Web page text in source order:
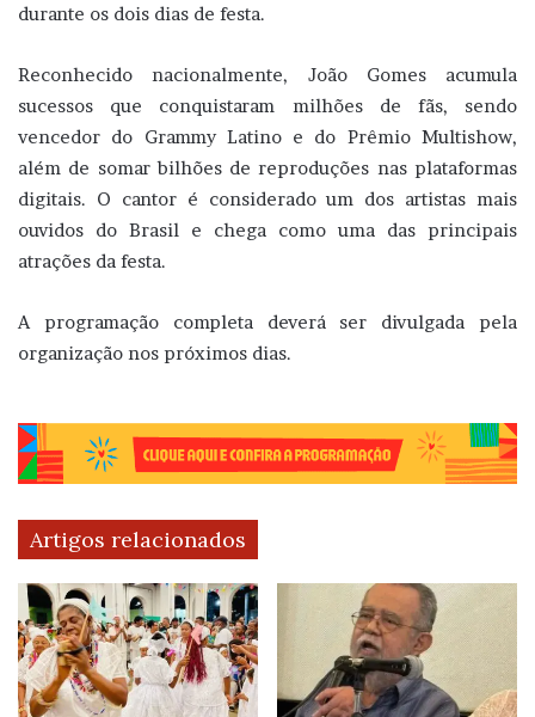
durante os dois dias de festa.
Reconhecido nacionalmente, João Gomes acumula
sucessos que conquistaram milhões de fãs, sendo
vencedor do Grammy Latino e do Prêmio Multishow,
além de somar bilhões de reproduções nas plataformas
digitais. O cantor é considerado um dos artistas mais
ouvidos do Brasil e chega como uma das principais
atrações da festa.
A programação completa deverá ser divulgada pela
organização nos próximos dias.
Artigos relacionados